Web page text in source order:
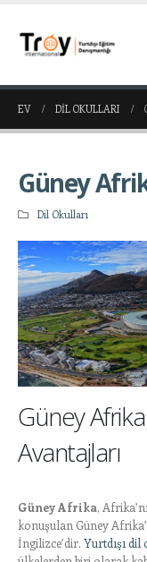
EV DIL OKULLARI
Güney
Dil Okulları
Güney
Avantajları
Güney Afrika,
konuşulan Güney
İngilizce’dir. Yurtdışı dil